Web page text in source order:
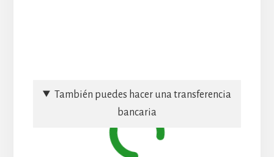
También puedes hacer una transferencia
bancaria